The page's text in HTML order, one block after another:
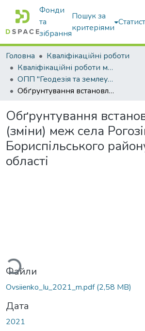
Фонди
та
зібрання
Пошук за
критеріями
Головна
Кваліфікаційні роботи
Кваліфікаційні роботи магістрів
ОПП "Геодезія та землеустрій"
Обґрунтування встановлення (зміни) меж села Рогозів Бориспільського району Київської області
Обґрунтування
(зміни) меж села
Бориспільського
області
Файли
Ovsiienko_Iu_2021_m.pdf(2,58 MB)
Дата
2021